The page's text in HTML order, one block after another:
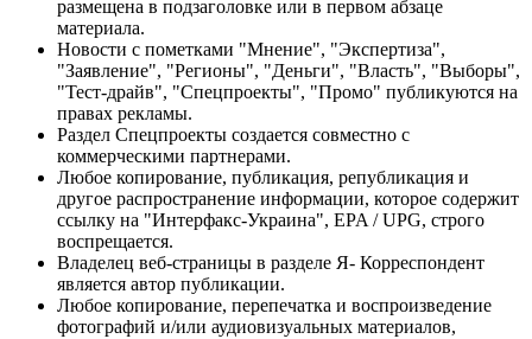
размещена в подзаголовке или в первом абзаце
материала.
Новости с пометками "Мнение", "Экспертиза",
"Заявление", "Регионы", "Деньги", "Власть", "Выборы",
"Тест-драйв", "Спецпроекты", "Промо" публикуются на
правах рекламы.
Раздел Спецпроекты создается совместно с
коммерческими партнерами.
Любое копирование, публикация, републикация и
другое распространение информации, которое содержит
ссылку на "Интерфакс-Украина", EPA / UPG, строго
воспрещается.
Владелец веб-страницы в разделе Я- Корреспондент
является автор публикации.
Любое копирование, перепечатка и воспроизведение
фотографий и/или аудиовизуальных материалов,